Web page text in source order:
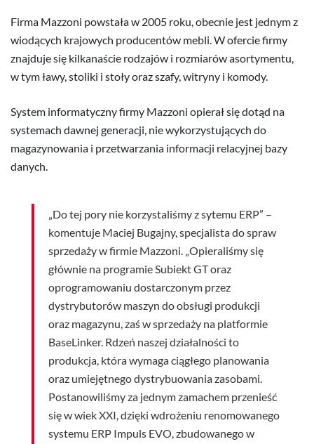
Firma Mazzoni powstała w 2005 roku, obecnie jest jednym z
wiodących krajowych producentów mebli. W ofercie firmy
znajduje się kilkanaście rodzajów i rozmiarów asortymentu,
w tym ławy, stoliki i stoły oraz szafy, witryny i komody.
System informatyczny firmy Mazzoni opierał się dotąd na
systemach dawnej generacji, nie wykorzystujących do
magazynowania i przetwarzania informacji relacyjnej bazy
danych.
„Do tej pory nie korzystaliśmy z sytemu ERP” –
komentuje Maciej Bugajny, specjalista do spraw
sprzedaży w firmie Mazzoni. „Opieraliśmy się
głównie na programie Subiekt GT oraz
oprogramowaniu dostarczonym przez
dystrybutorów maszyn do obsługi produkcji
oraz magazynu, zaś w sprzedaży na platformie
BaseLinker. Rdzeń naszej działalności to
produkcja, która wymaga ciągłego planowania
oraz umiejętnego dystrybuowania zasobami.
Postanowiliśmy za jednym zamachem przenieść
się w wiek XXI, dzięki wdrożeniu renomowanego
systemu ERP Impuls EVO, zbudowanego w